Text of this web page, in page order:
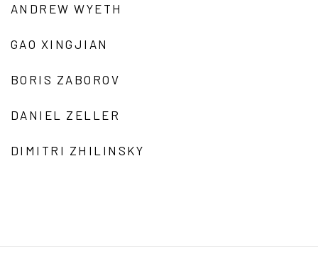
ANDREW WYETH
GAO XINGJIAN
BORIS ZABOROV
DANIEL ZELLER
DIMITRI ZHILINSKY